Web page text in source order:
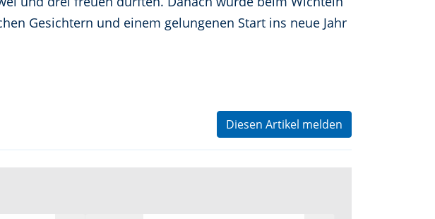
Gesichtern und einem gelungenen Start ins neue Jahr
Diesen Artikel melden